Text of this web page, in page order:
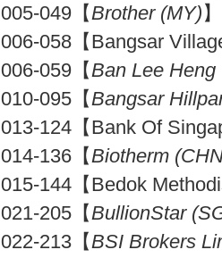
005-049【Brother (MY)】
006-058【Bangsar
006-059【Ban Lee Heng
010-095【Bangsar
013-124【Bank Of
014-136【Biotherm
015-144【Bedok
021-205【BullionStar
022-213【BSI Brokers